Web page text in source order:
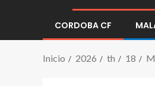
CORDOBA CF
Inicio 2026 th 18